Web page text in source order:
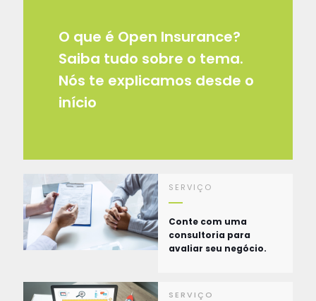
O que é Open Insurance?
Saiba tudo sobre o tema.
Nós te explicamos desde o
início
SERVIÇO
Conte com uma
consultoria para
avaliar seu negócio.
SERVIÇO